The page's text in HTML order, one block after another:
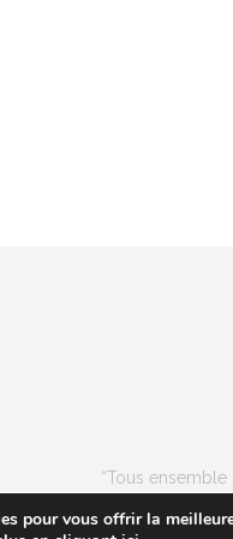
“Tous ensemble
Les entrées pour les
pour vous offrir la